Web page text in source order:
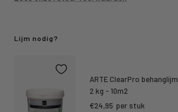
Lijm nodig?
ARTE ClearPro behanglijm
2 kg - 10m2
Kortings
€24,95 per stuk